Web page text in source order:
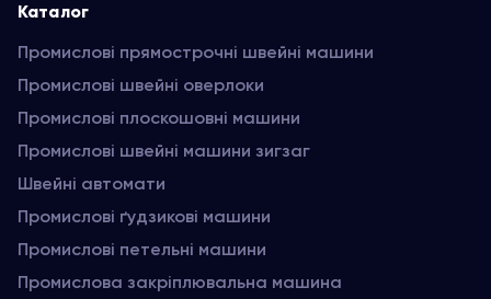
Каталог
Промислові прямострочні швейні машини
Промислові швейні оверлоки
Промислові плоскошовні машини
Промислові швейні машини зигзаг
Швейні автомати
Промислові ґудзикові машини
Промислові петельні машини
Промислова закріплювальна машина